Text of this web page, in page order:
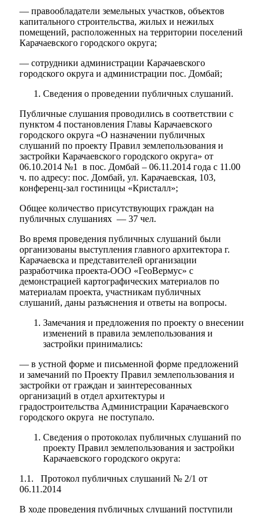
— правообладатели земельных участков, объектов
капитального строительства, жилых и нежилых
помещений, расположенных на территории поселений
Карачаевского городского округа;
— сотрудники администрации Карачаевского
городского округа и администрации пос. Домбай;
Сведения о проведении публичных слушаний.
Публичные слушания проводились в соответствии с
пунктом 4 постановления Главы Карачаевского
городского округа «О назначении публичных
слушаний по проекту Правил землепользования и
застройки Карачаевского городского округа» от
06.10.2014 №1 в пос. Домбай – 06.11.2014 года с 11.00
ч. по адресу: пос. Домбай, ул. Карачаевская, 103,
конференц-зал гостиницы «Кристалл»;
Общее количество присутствующих граждан на
публичных слушаниях — 37 чел.
Во время проведения публичных слушаний были
организованы выступления главного архитектора г.
Карачаевска и представителей организации
разработчика проекта-ООО «ГеоВермус» с
демонстрацией картографических материалов по
материалам проекта, участникам публичных
слушаний, даны разъяснения и ответы на вопросы.
Замечания и предложения по проекту о внесении
изменений в правила землепользования и
застройки принимались:
— в устной форме и письменной форме предложений
и замечаний по Проекту Правил землепользования и
застройки от граждан и заинтересованных
организаций в отдел архитектуры и
градостроительства Администрации Карачаевского
городского округа не поступало.
Сведения о протоколах публичных слушаний по
проекту Правил землепользования и застройки
Карачаевского городского округа:
1.1. Протокол публичных слушаний № 2/1 от
06.11.2014
В ходе проведения публичных слушаний поступили